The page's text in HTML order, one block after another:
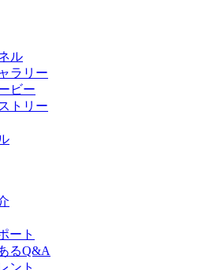
ル
ラリー
ビー
トリー
ート
るQ&A
ント